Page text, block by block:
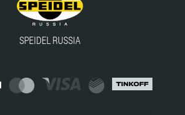
SPEIDEL RUSSIA